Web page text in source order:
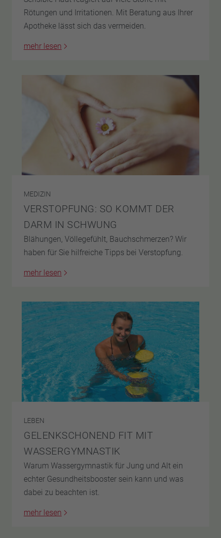
Rötungen und Irritationen. Mit Beratung aus Ihrer
Apotheke lässt sich das vermeiden.
mehr lesen
MEDIZIN
VERSTOPFUNG: SO KOMMT DER
DARM IN SCHWUNG
Blähungen, Völlegefühlt, Bauchschmerzen? Wir
haben für Sie hilfreiche Tipps bei Verstopfung.
mehr lesen
LEBEN
GELENKSCHONEND FIT MIT
WASSERGYMNASTIK
Warum Wassergymnastik für Jung und Alt ein
echter Gesundheitsbooster sein kann und was
dabei zu beachten ist.
mehr lesen